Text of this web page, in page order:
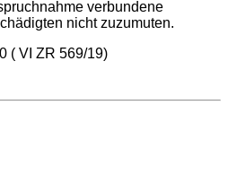
verbundene
nicht zuzumuten.
( VI ZR 569/19)